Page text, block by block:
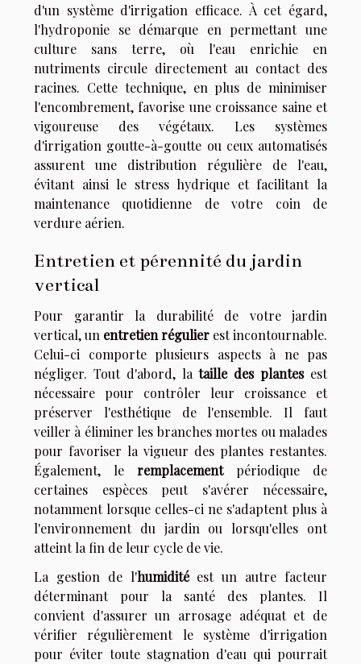
d'un système d'irrigation efficace. À cet égard,
l'hydroponie se démarque en permettant une
culture sans terre, où l'eau enrichie en
nutriments circule directement au contact des
racines. Cette technique, en plus de minimiser
l'encombrement, favorise une croissance saine et
vigoureuse des végétaux. Les systèmes
d'irrigation goutte-à-goutte ou ceux automatisés
assurent une distribution régulière de l'eau,
évitant ainsi le stress hydrique et facilitant la
maintenance quotidienne de votre coin de
verdure aérien.
Entretien et pérennité du jardin
vertical
Pour garantir la durabilité de votre jardin
vertical, un entretien régulier est incontournable.
Celui-ci comporte plusieurs aspects à ne pas
négliger. Tout d'abord, lataille des plantesest
nécessaire pour contrôler leur croissance et
préserver l'esthétique de l'ensemble. Il faut
veiller à éliminer les branches mortes ou malades
pour favoriser la vigueur des plantes restantes.
Également, le remplacementpériodique de
certaines espèces peut s'avérer nécessaire,
notamment lorsque celles-ci ne s'adaptent plus à
l'environnement du jardin ou lorsqu'elles ont
atteint la fin de leur cycle de vie.
La gestion de l'humiditéest un autre facteur
déterminant pour la santé des plantes. Il
convient d'assurer un arrosage adéquat et de
vérifier régulièrement le système d'irrigation
pour éviter toute stagnation d'eau qui pourrait